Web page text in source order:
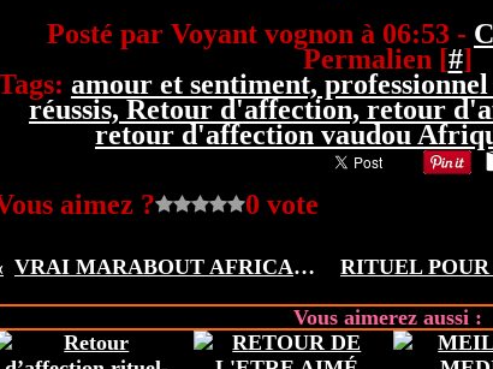
Posté par Voyant vognon à 06:53 -
Permalien [#]
amour et sentiment,
réussis, Retour d'affection, retour
retour d'affection vaudou
aimez ? 0 vote
VRAI MARABOUT AFRICAIN LE PLUS CO?SULTER, CONJURER UN SORT +22960067123
Vous aimerez aussi :